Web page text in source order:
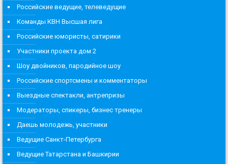
Российские ведущие, телеведущие
Команды КВН Высшая лига
Российские юмористы, сатирики
Участники проекта дом 2
Шоу двойников, пародийное шоу
Российские спортсмены и комментаторы
Выездные спектакли, антрепризы
Модераторы, спикеры, бизнес тренеры
Даешь молодежь, участники
Ведущие Санкт-Петербурга
Ведущие Татарстана и Башкирии